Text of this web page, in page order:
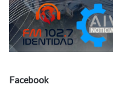
Facebook